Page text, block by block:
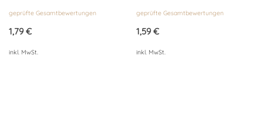
mit
von 5
geprüfte Gesamtbewertungen
1,79€
inkl. MwSt.
mit
von 5
geprüfte Gesamtbewertungen
1,59€
inkl. MwSt.